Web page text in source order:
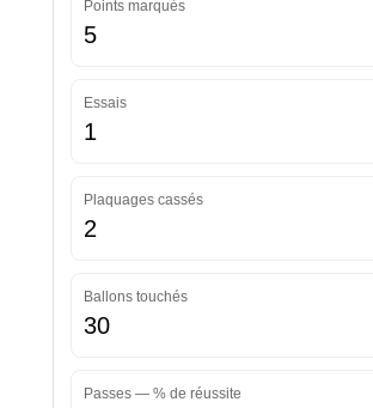
Points marqués
5
Essais
1
Plaquages cassés
2
Ballons touchés
30
Passes — % de réussite